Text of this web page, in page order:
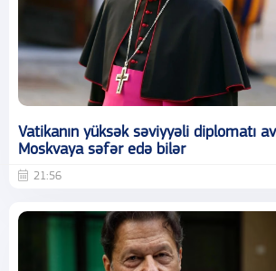
Vatikanın yüksək səviyyəli diplomatı
Moskvaya səfər edə bilər
21:56